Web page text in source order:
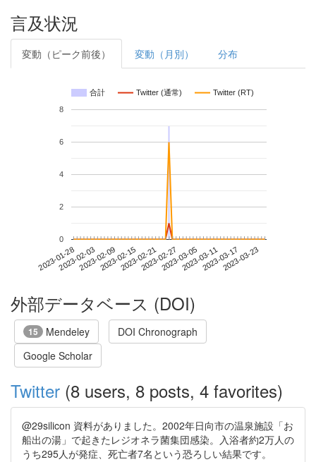
言及状況
変動（ピーク前後） 変動（月別） 分布
合計 Twitter (通常) Twitter (RT)
2023-01-282023-02-032023-02-092023-02-152023-02-212023-02-272023-03-052023-03-112023-03-172023-03-23
0
2
4
6
8
外部データベース (DOI)
15 Mendeley
DOI Chronograph
Google Scholar
Twitter (8 users, 8 posts, 4 favorites)
@29silicon 資料がありました。2002年日向市の温泉施設「お
船出の湯」で起きたレジオネラ菌集団感染。入浴者約2万人の
うち295人が発症、死亡者7名という恐ろしい結果です。